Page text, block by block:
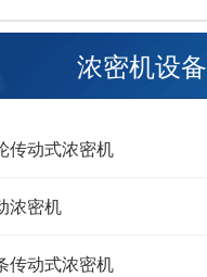
浓密机设备
传动式浓密机
浓密机
传动式浓密机